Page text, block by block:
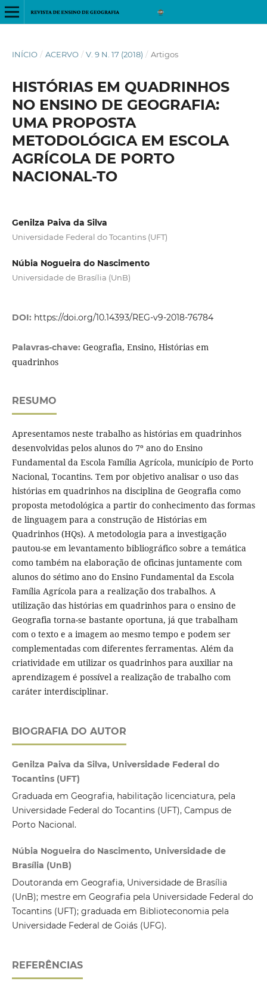
INÍCIO / ACERVO / V. 9 N. 17 (2018) / Artigos
HISTÓRIAS EM QUADRINHOS
NO ENSINO DE GEOGRAFIA:
UMA PROPOSTA
METODOLÓGICA EM ESCOLA
AGRÍCOLA DE PORTO
NACIONAL-TO
Genilza Paiva da Silva
Universidade Federal do Tocantins (UFT)
Núbia Nogueira do Nascimento
Universidade de Brasília (UnB)
DOI: https://doi.org/10.14393/REG-v9-2018-76784
Palavras-chave: Geografia, Ensino, Histórias em
quadrinhos
RESUMO
Apresentamos neste trabalho as histórias em quadrinhos
desenvolvidas pelos alunos do 7º ano do Ensino
Fundamental da Escola Família Agrícola, município de Porto
Nacional, Tocantins. Tem por objetivo analisar o uso das
histórias em quadrinhos na disciplina de Geografia como
proposta metodológica a partir do conhecimento das formas
de linguagem para a construção de Histórias em
Quadrinhos (HQs). A metodologia para a investigação
pautou-se em levantamento bibliográfico sobre a temática
como também na elaboração de oficinas juntamente com
alunos do sétimo ano do Ensino Fundamental da Escola
Família Agrícola para a realização dos trabalhos. A
utilização das histórias em quadrinhos para o ensino de
Geografia torna-se bastante oportuna, já que trabalham
com o texto e a imagem ao mesmo tempo e podem ser
complementadas com diferentes ferramentas. Além da
criatividade em utilizar os quadrinhos para auxiliar na
aprendizagem é possível a realização de trabalho com
caráter interdisciplinar.
BIOGRAFIA DO AUTOR
Genilza Paiva da Silva, Universidade Federal do
Tocantins (UFT)
Graduada em Geografia, habilitação licenciatura, pela
Universidade Federal do Tocantins (UFT), Campus de
Porto Nacional.
Núbia Nogueira do Nascimento, Universidade de
Brasília (UnB)
Doutoranda em Geografia, Universidade de Brasília
(UnB); mestre em Geografia pela Universidade Federal do
Tocantins (UFT); graduada em Biblioteconomia pela
Universidade Federal de Goiás (UFG).
REFERÊNCIAS